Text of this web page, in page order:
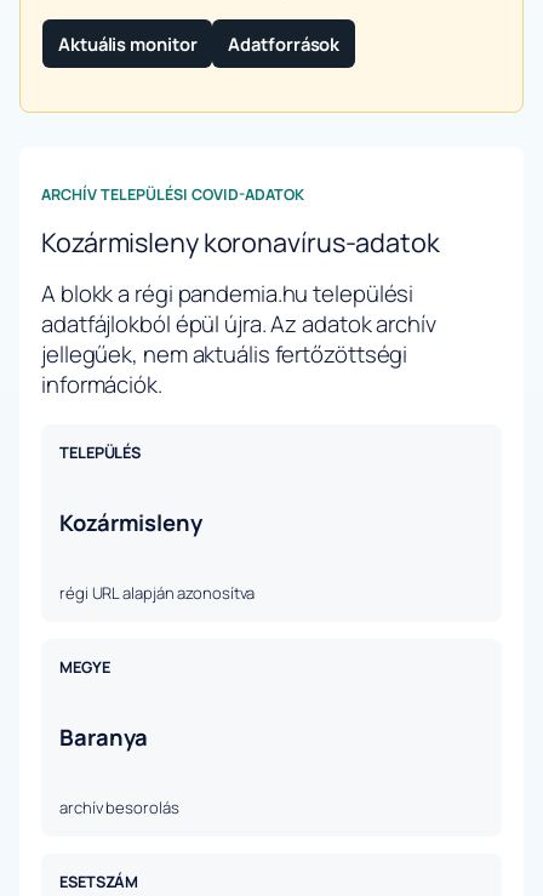
Aktuális monitor Adatforrások
ARCHÍV TELEPÜLÉSI COVID-ADATOK
Kozármisleny koronavírus-adatok
A blokk a régi pandemia.hu települési
adatfájlokból épül újra. Az adatok archív
jellegűek, nem aktuális fertőzöttségi
információk.
TELEPÜLÉS
Kozármisleny
régi URL alapján azonosítva
MEGYE
Baranya
archív besorolás
ESETSZÁM